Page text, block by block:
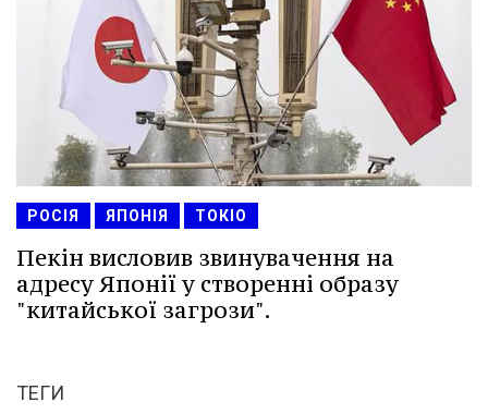
РОСІЯ ЯПОНІЯ ТОКІО
Пекін висловив звинувачення на
адресу Японії у створенні образу
"китайської загрози".
ТЕГИ